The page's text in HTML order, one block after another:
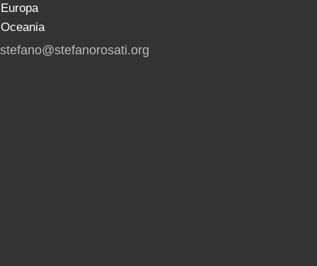
Europa
Oceania
stefano@stefanorosati.org